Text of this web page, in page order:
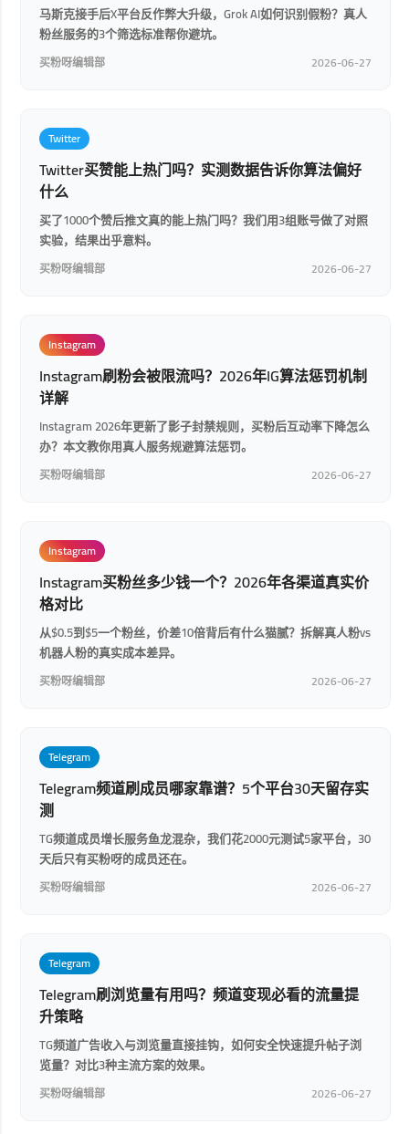
马斯克接手后X平台反作弊大升级，Grok AI如何识别假粉？真人
粉丝服务的3个筛选标准帮你避坑。
买粉呀编辑部 2026-06-27
Twitter
Twitter买赞能上热门吗？实测数据告诉你算法偏好
什么
买了1000个赞后推文真的能上热门吗？我们用3组账号做了对照
实验，结果出乎意料。
买粉呀编辑部 2026-06-27
Instagram
Instagram刷粉会被限流吗？2026年IG算法惩罚机制
详解
Instagram 2026年更新了影子封禁规则，买粉后互动率下降怎么
办？本文教你用真人服务规避算法惩罚。
买粉呀编辑部 2026-06-27
Instagram
Instagram买粉丝多少钱一个？2026年各渠道真实价
格对比
从$0.5到$5一个粉丝，价差10倍背后有什么猫腻？拆解真人粉vs
机器人粉的真实成本差异。
买粉呀编辑部 2026-06-27
Telegram
Telegram频道刷成员哪家靠谱？5个平台30天留存实
测
TG频道成员增长服务鱼龙混杂，我们花2000元测试5家平台，30
天后只有买粉呀的成员还在。
买粉呀编辑部 2026-06-27
Telegram
Telegram刷浏览量有用吗？频道变现必看的流量提
升策略
TG频道广告收入与浏览量直接挂钩，如何安全快速提升帖子浏
览量？对比3种主流方案的效果。
买粉呀编辑部 2026-06-27